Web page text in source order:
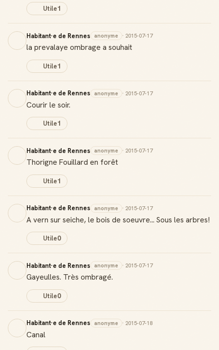
Utile1
Habitant·e de Rennes anonyme · 2015-07-17
la prevalaye ombrage a souhait
Utile1
Habitant·e de Rennes anonyme · 2015-07-17
Courir le soir.
Utile1
Habitant·e de Rennes anonyme · 2015-07-17
Thorigne Fouillard en forêt
Utile1
Habitant·e de Rennes anonyme · 2015-07-17
A vern sur seiche, le bois de soeuvre... Sous les arbres!
Utile0
Habitant·e de Rennes anonyme · 2015-07-17
Gayeulles. Très ombragé.
Utile0
Habitant·e de Rennes anonyme · 2015-07-18
Canal